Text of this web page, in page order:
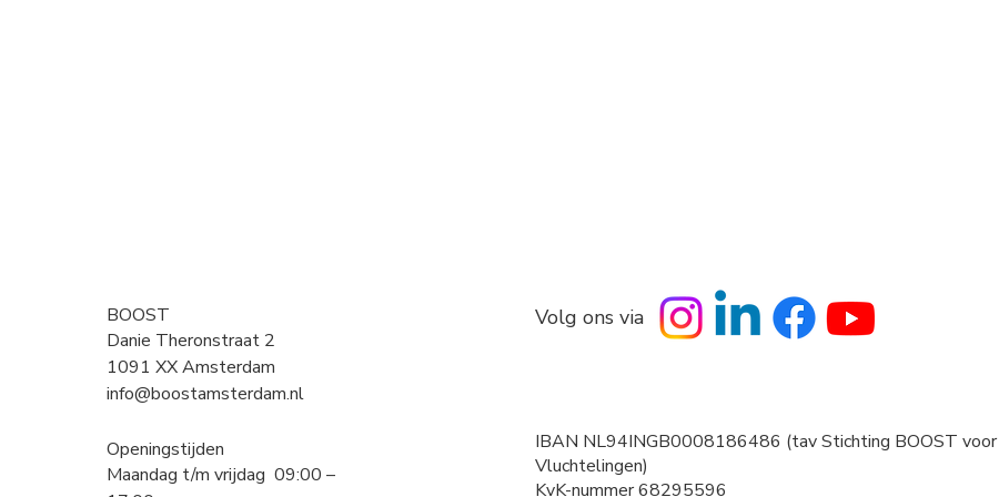
BOOST
Danie Theronstraat 2
1091 XX Amsterdam
info@boostamsterdam.nl
Openingstijden
Maandag t/m vrijdag 09:00 –
Volg ons via
IBAN NL94INGB0008186486 (tav Stichting BOOST voor
Vluchtelingen)
KvK-nummer 68295596